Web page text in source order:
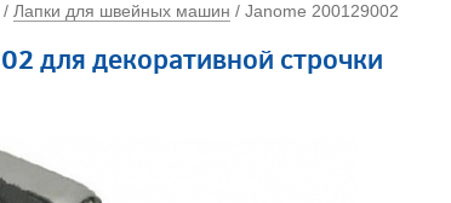
/ Лапки для швейных машин / Janome 200129002
для декоративной строчки